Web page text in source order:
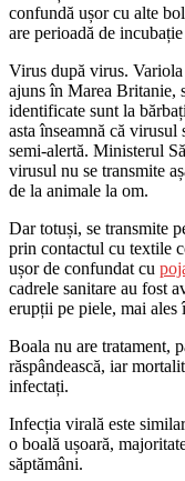
confundă ușor cu alte
are perioadă de
Virus după virus.
ajuns în Marea Britanie,
identificate sunt la
asta înseamnă că virusul
semi-alertă. Ministerul
virusul nu se transmite
de la animale la om.
Dar totuși, se transmite
prin contactul cu textile
ușor de confundat cu
cadrele sanitare au fost
erupții pe piele, mai ales
Boala nu are tratament,
răspândească, iar
infectați.
Infecția virală este
o boală ușoară,
săptămâni.